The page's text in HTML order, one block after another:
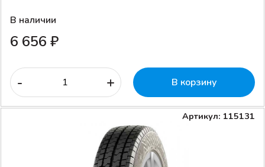
В наличии
6 656 ₽
- + В корзину
Артикул: 115131